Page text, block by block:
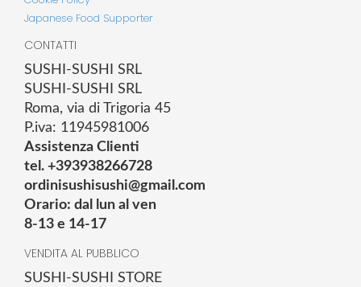
Japanese Food Supporter
CONTATTI
SUSHI-SUSHI SRL
SUSHI-SUSHI SRL
Roma, via di Trigoria 45
P.iva: 11945981006
Assistenza Clienti
tel. +393938266728
ordinisushisushi@gmail.com
Orario: dal lun al ven
8-13 e 14-17
VENDITA AL PUBBLICO
SUSHI-SUSHI STORE